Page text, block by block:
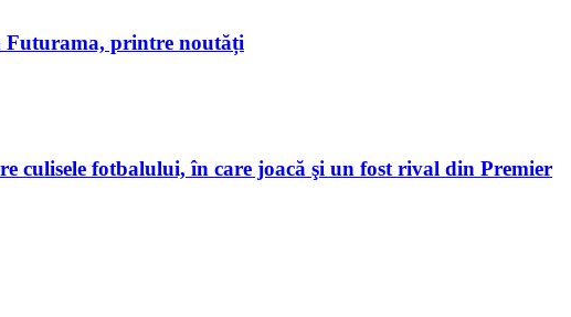
Futurama, printre noutăți
culisele fotbalului, în care joacă şi un fost rival din Premier